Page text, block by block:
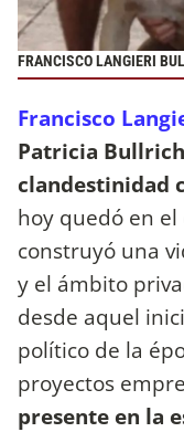
FRANCISCO LANGIERI
Francisco
Patricia
clandestinidad
hoy quedó en
construyó una
y el ámbito
desde aquel
político de la
proyectos
presente en la